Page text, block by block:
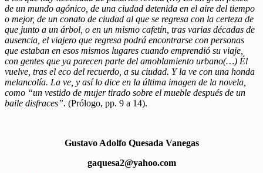
de un mundo agónico, de una ciudad detenida en el aire del tiempo
o mejor, de un conato de ciudad al que se regresa con la certeza de
que junto a un árbol, o en un mismo cafetín, tras varias décadas de
ausencia, el viajero que regresa podrá encontrarse con personas
que estaban en esos mismos lugares cuando emprendió su viaje,
con gentes que ya parecen parte del amoblamiento urbano(…) Él
vuelve, tras el eco del recuerdo, a su ciudad. Y la ve con una honda
melancolía. La ve, y así lo dice en la última imagen de la novela,
como “un vestido de mujer tirado sobre el mueble después de un
baile disfraces”. (Prólogo, pp. 9 a 14).
Gustavo Adolfo Quesada Vanegas
gaquesa2@yahoo.com